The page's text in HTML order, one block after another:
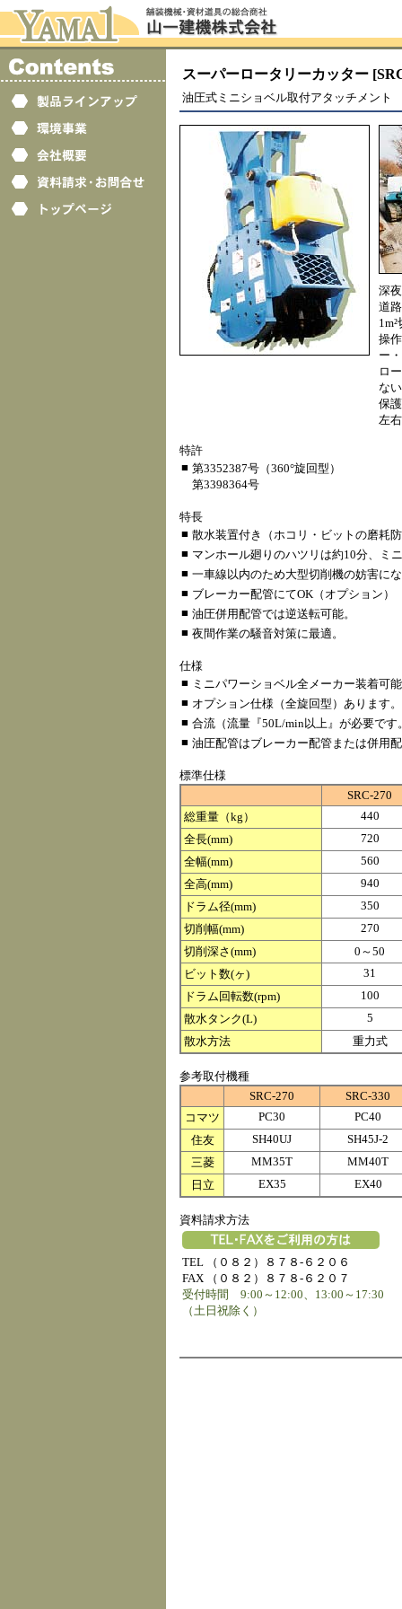
スーパーロータリーカッター
油圧式ミニショベル取付アタッチメント
深
道
操
ー
ロ
な
保
左
特許
■ 第3352387号（360°旋回型）
第3398364号
特長
■ 散水装置付き（ホコリ・ビットの磨耗
■ マンホール廻りのハツリは約10分、ミ
■ 一車線以内のため大型切削機の妨害に
■ ブレーカー配管にてOK（オプション）
■ 油圧併用配管では逆送転可能。
■ 夜間作業の騒音対策に最適。
仕様
■ ミニパワーショベル全メーカー装着可
■ オプション仕様（全旋回型）あります。
■ 合流（流量『50L/min以上』が必要です
■ 油圧配管はブレーカー配管または併用
標準仕様
SRC-270
総重量（kg）
440
全長(mm)
720
全幅(mm)
560
全高(mm)
940
ドラム径(mm)
350
切削幅(mm)
270
切削深さ(mm)
0～50
ビット数(ヶ)
31
ドラム回転数(rpm)
100
散水タンク(L)
5
散水方法
重力式
参考取付機種
SRC-270
SRC-330
コマツ
PC30
PC40
住友
SH40UJ
SH45J-2
三菱
MM35T
MM40T
日立
EX35 EX40
資料請求方法
TEL （０８２）８７８-６２０６
FAX （０８２）８７８-６２０７
受付時間 9:00～12:00、13:00～17:30
（土日祝除く）